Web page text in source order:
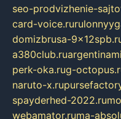
seo-prodvizhenie-
card-voice.ru
domizbrusa-
a380club.ru
perk-oka.rug-
naruto-x.ru
spayderhed-2022.ru
webamator.ruma-